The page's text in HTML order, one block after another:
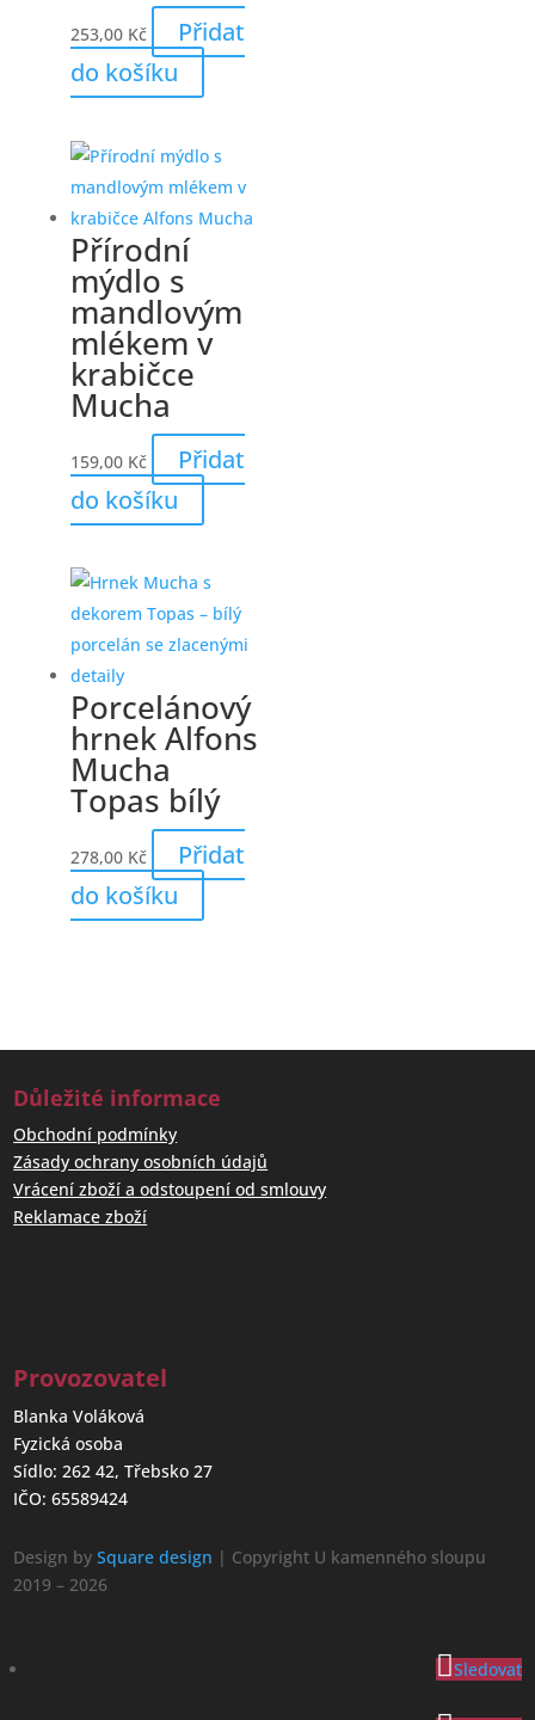
253,00 Kč
Přidat
do košíku
Přírodní
mýdlo s
mandlovým
mlékem v
krabičce
Mucha
159,00 Kč
Přidat
do košíku
Porcelánový
hrnek Alfons
Mucha
Topas bílý
278,00 Kč
Přidat
do košíku
Důležité informace
Obchodní podmínky
Zásady ochrany osobních údajů
Vrácení zboží a odstoupení od smlouvy
Reklamace zboží
Provozovatel
Blanka Voláková
Fyzická osoba
Sídlo: 262 42, Třebsko 27
IČO: 65589424
Design bySquare design | Copyright U kamenného sloupu
2019 – 2026
Sledovat